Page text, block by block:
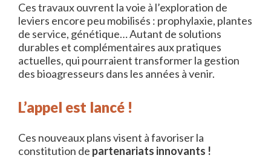
Ces travaux ouvrent la voie à l’exploration de
leviers encore peu mobilisés : prophylaxie, plantes
de service, génétique… Autant de solutions
durables et complémentaires aux pratiques
actuelles, qui pourraient transformer la gestion
des bioagresseurs dans les années à venir.
L’appel est lancé !
Ces nouveaux plans visent à favoriser la
constitution de partenariats innovants !